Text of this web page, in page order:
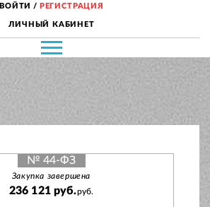
ВОЙТИ / РЕГИСТРАЦИЯ
ЛИЧНЫЙ КАБИНЕТ
№ 44-ФЗ
Закупка завершена
236 121 руб.руб.